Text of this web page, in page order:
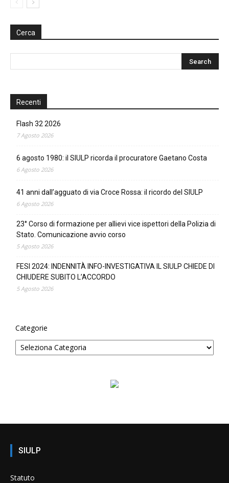
Cerca
Recenti
Flash 32 2026
7 Agosto 2026
6 agosto 1980: il SIULP ricorda il procuratore Gaetano Costa
6 Agosto 2026
41 anni dall’agguato di via Croce Rossa: il ricordo del SIULP
6 Agosto 2026
23° Corso di formazione per allievi vice ispettori della Polizia di
Stato. Comunicazione avvio corso
5 Agosto 2026
FESI 2024: INDENNITÀ INFO-INVESTIGATIVA IL SIULP CHIEDE DI
CHIUDERE SUBITO L’ACCORDO
5 Agosto 2026
Categorie
SIULP
Statuto